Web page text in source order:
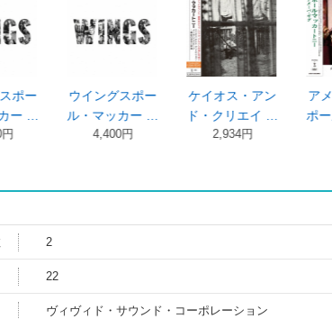
グスポー
ッカー …
4,400円
ケイオス・アン
ド・クリエイ …
2,934円
アメーバ・ギグ
ポール・マッ …
2,934円
2
22
ヴィヴィド・サウンド・コーポレーション